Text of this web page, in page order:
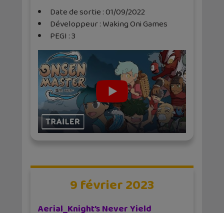
Date de sortie : 01/09/2022
Développeur : Waking Oni Games
PEGI : 3
9 février 2023
Aerial_Knight’s Never Yield